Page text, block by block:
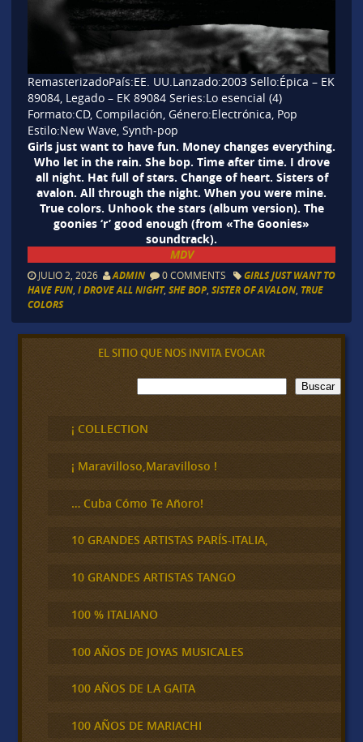
RemasterizadoPaís:EE. UU.Lanzado:2003 Sello:Épica – EK
89084, Legado – EK 89084 Series:Lo esencial (4)
Formato:CD, Compilación, Género:Electrónica, Pop
Estilo:New Wave, Synth-pop
Girls just want to have fun. Money changes everything.
Who let in the rain. She bop. Time after time. I drove
all night. Hat full of stars. Change of heart. Sisters of
avalon. All through the night. When you were mine.
True colors. Unhook the stars (album version). The
goonies ‘r’ good enough (from «The Goonies»
soundtrack).
MDV
JULIO 2, 2026 ADMIN 0 COMMENTS
GIRLS JUST WANT TO
HAVE FUN, I DROVE ALL NIGHT, SHE BOP, SISTER OF AVALON, TRUE
COLORS
EL SITIO QUE NOS INVITA EVOCAR
B
u
c
a
Buscar
¡ COLLECTION
¡ Maravilloso,Maravilloso !
… Cuba Cómo Te Añoro!
10 GRANDES ARTISTAS PARÍS-ITALIA,
10 GRANDES ARTISTAS TANGO
100 % ITALIANO
100 AÑOS DE JOYAS MUSICALES
100 AÑOS DE LA GAITA
100 AÑOS DE MARIACHI